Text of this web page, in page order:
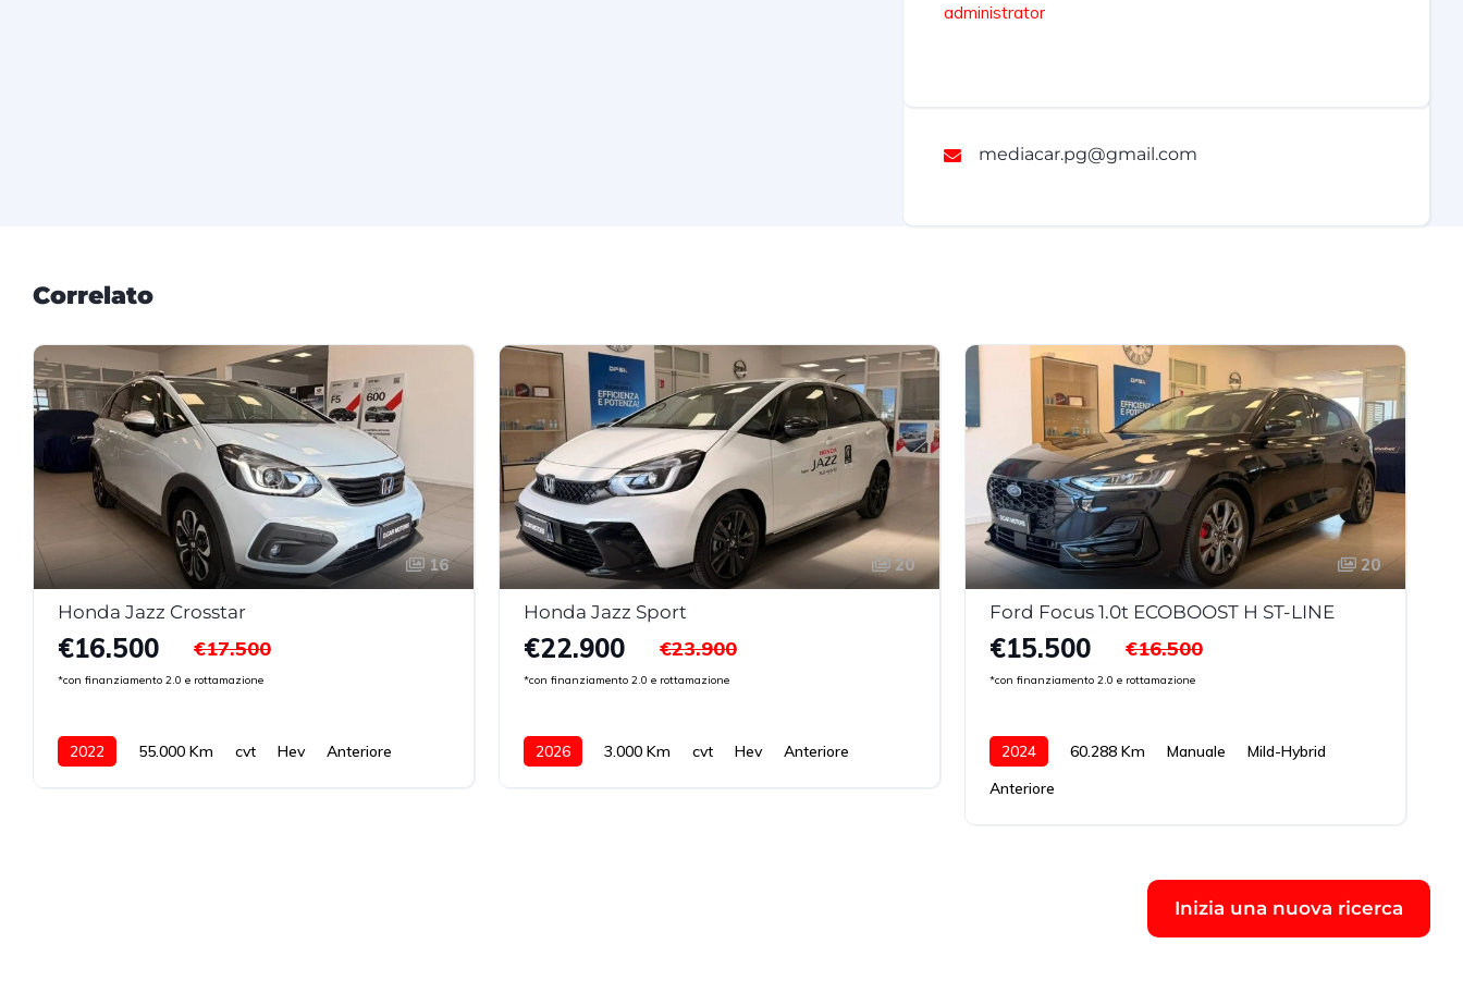
administrator
mediacar.pg@gmail.com
Correlato
16
Honda Jazz Crosstar
€16.500
*con finanziamento 2.0 e rottamazione
€17.500
2022 55.000 Km cvt Hev Anteriore
20
Honda Jazz Sport
€22.900
*con finanziamento 2.0 e rottamazione
€23.900
2026 3.000 Km cvt Hev Anteriore
20
Ford Focus 1.0t ECOBOOST H ST-LINE
€15.500
*con finanziamento 2.0 e rottamazione
€16.500
2024 60.288 Km Manuale
Mild-Hybrid
Anteriore
Inizia una nuova ricerca